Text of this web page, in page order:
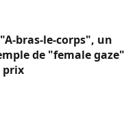
bras-le-corps", un
de "female gaze"
prix